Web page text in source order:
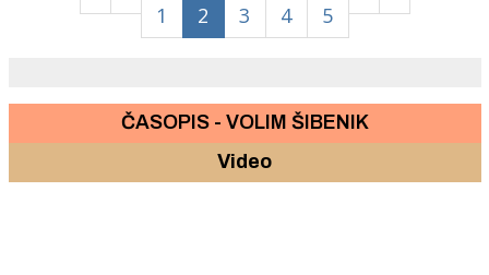
1 2 3 4 5
ČASOPIS - VOLIM ŠIBENIK
Video